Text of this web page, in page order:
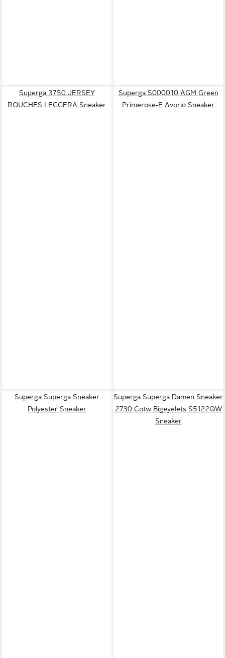
Superga 3750 JERSEY
ROUCHES LEGGERA Sneaker
Superga S000010 AGM Green
Primerose-F Avorio Sneaker
Superga Superga Sneaker
Polyester Sneaker
Superga Superga Damen Sneaker
2730 Cotw Bigeyelets S5122QW
Sneaker